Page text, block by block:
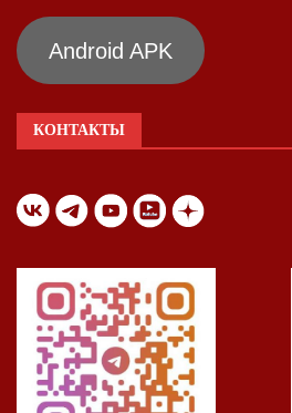
Android APK
КОНТАКТЫ